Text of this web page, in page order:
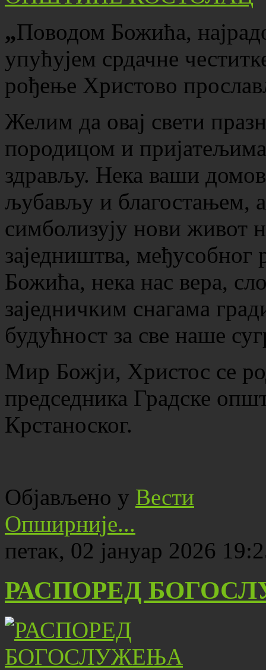
„Поводом Божића,
упућујем срдачне
рођење Христово
Желим да овај свети
породицом и
здрављу. Нека ваши
љубављу и благостањем,
симболизују нови живот
заједништва,
Божића, нека нас вера,
заједничким снагама
будућност за све наше
Мир Божји, Христос се
председника Градске
Крстаноског.
Објављено у Вести
Опширније...
петак, 02 јануар 2026
РАСПОРЕД